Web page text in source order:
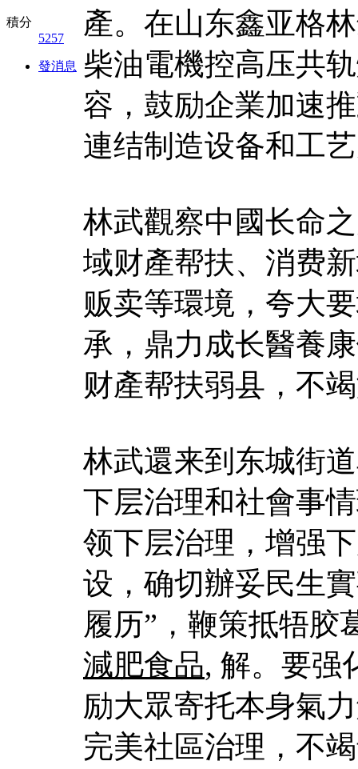
積分
5257
發消息
產。在山东鑫亚格
柴油電機控高压共
容，鼓励企業加速
連结制造设备和工
林武觀察中國长命
域财產帮扶、消费
贩卖等環境，夸大
承，鼎力成长醫養
财產帮扶弱县，不
林武還来到东城街
下层治理和社會事
领下层治理，增强
设，确切辦妥民生
履历”，鞭策抵牾胶
減肥食品, 解。要强
励大眾寄托本身氣
完美社區治理，不